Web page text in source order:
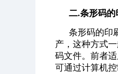
二.条形码
条形码的印
产，这种方式
码文件。前者
可通过计算机